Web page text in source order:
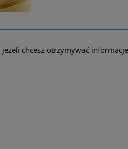
jeżeli chcesz otrzymywać